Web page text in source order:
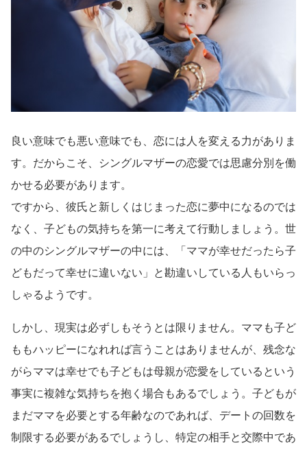
良い意味でも悪い意味でも、恋には人を変える力がありま
す。だからこそ、シングルマザーの恋愛では思慮分別を働
かせる必要があります。
ですから、彼氏と新しくはじまった恋に夢中になるのでは
なく、子どもの気持ちを第一に考えて行動しましょう。世
の中のシングルマザーの中には、「ママが幸せだったら子
どもだって幸せに違いない」と勘違いしている人もいらっ
しゃるようです。
しかし、現実は必ずしもそうとは限りません。ママも子ど
ももハッピーになれれば言うことはありませんが、残念な
がらママは幸せでも子どもは母親が恋愛をしているという
事実に複雑な気持ちを抱く場合もあるでしょう。子どもが
まだママを必要とする年齢なのであれば、デートの回数を
制限する必要があるでしょうし、特定の相手と交際中であ